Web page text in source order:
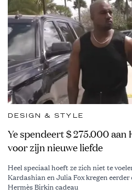
DESIGN & STYLE
Ye spendeert $ 275.000
voor zijn nieuwe liefde
Heel speciaal hoeft ze zich niet te
Kardashian en Julia Fox kregen eerder
Hermès Birkin cadeau